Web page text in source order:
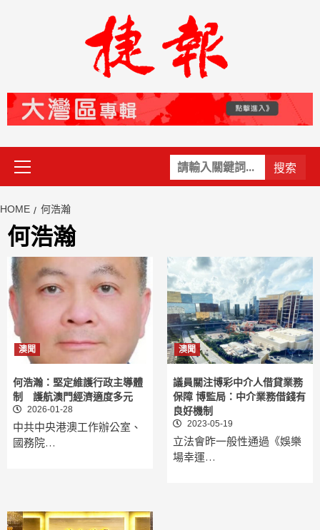
關
鍵
Primary
Menu
HOME 何浩瀚
何浩瀚
澳聞
何浩瀚：堅定維護行政主導體
制 護航澳門經濟適度多元
2026-01-28
中共中央港澳工作辦公室、
國務院…
澳聞
議員關注博彩中介人借貸業務
保障 博監局：中介業務借錢有
良好機制
2023-05-19
立法會昨一般性通過《娛樂
場幸運…